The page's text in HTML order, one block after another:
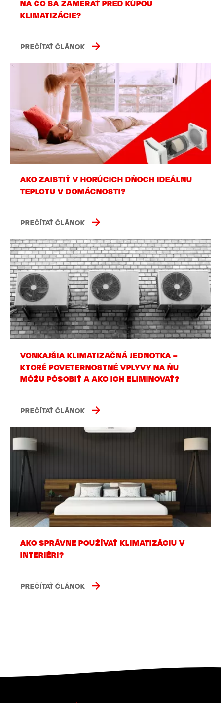
NA ČO SA ZAMERAŤ PRED KÚPOU
KLIMATIZÁCIE?
PREČÍTAŤ ČLÁNOK
AKO ZAISTIŤ V HORÚCICH DŇOCH IDEÁLNU
TEPLOTU V DOMÁCNOSTI?
PREČÍTAŤ ČLÁNOK
VONKAJŠIA KLIMATIZAČNÁ JEDNOTKA –
KTORÉ POVETERNOSTNÉ VPLYVY NA ŇU
MÔŽU PÔSOBIŤ A AKO ICH ELIMINOVAŤ?
PREČÍTAŤ ČLÁNOK
AKO SPRÁVNE POUŽÍVAŤ KLIMATIZÁCIU V
INTERIÉRI?
PREČÍTAŤ ČLÁNOK